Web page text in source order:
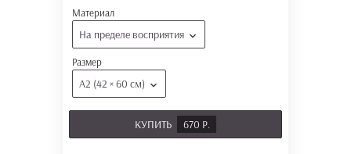
Материал
На пределе восприятия
Размер
А2 (42 × 60 см)
КУПИТЬ 670 Р.